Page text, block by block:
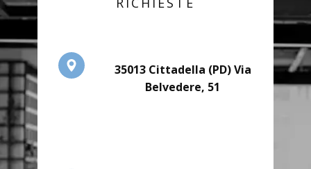
35013 Cittadella (PD) Via
Belvedere, 51